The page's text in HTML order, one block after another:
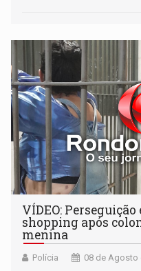
VÍDEO:
shopping após
menina
Polícia 08 de Agosto